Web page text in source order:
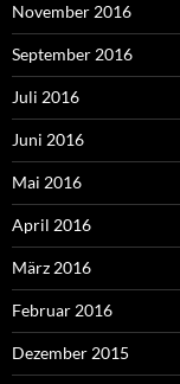
November 2016
September 2016
Juli 2016
Juni 2016
Mai 2016
April 2016
März 2016
Februar 2016
Dezember 2015